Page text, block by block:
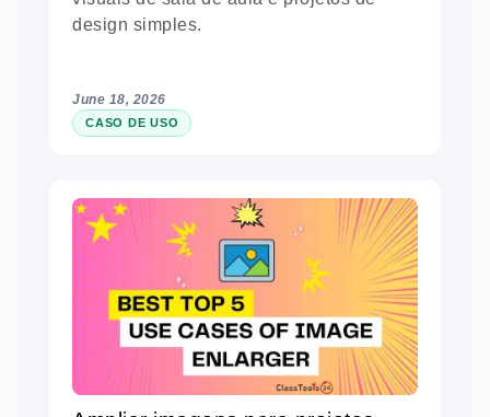
design simples.
June 18, 2026
CASO DE USO